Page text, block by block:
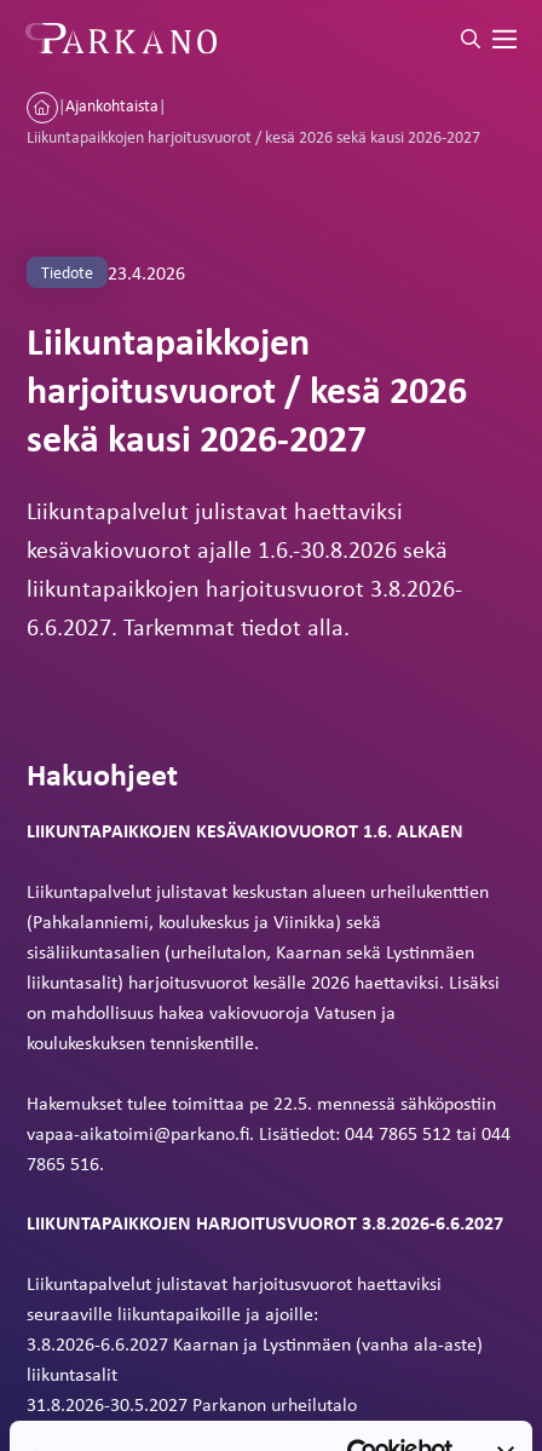
|Ajankohtaista|
Liikuntapaikkojen harjoitusvuorot / kesä 2026 sekä kausi 2026-2027
Tiedote 23.4.2026
Liikuntapaikkojen
harjoitusvuorot / kesä 2026
sekä kausi 2026-2027
Liikuntapalvelut julistavat haettaviksi
kesävakiovuorot ajalle 1.6.-30.8.2026 sekä
liikuntapaikkojen harjoitusvuorot 3.8.2026-
6.6.2027. Tarkemmat tiedot alla.
Hakuohjeet
LIIKUNTAPAIKKOJEN KESÄVAKIOVUOROT 1.6. ALKAEN
Liikuntapalvelut julistavat keskustan alueen urheilukenttien
(Pahkalanniemi, koulukeskus ja Viinikka) sekä
sisäliikuntasalien (urheilutalon, Kaarnan sekä Lystinmäen
liikuntasalit) harjoitusvuorot kesälle 2026 haettaviksi. Lisäksi
on mahdollisuus hakea vakiovuoroja Vatusen ja
koulukeskuksen tenniskentille.
Hakemukset tulee toimittaa pe 22.5. mennessä sähköpostiin
vapaa-aikatoimi@parkano.fi. Lisätiedot: 044 7865 512 tai 044
7865 516.
LIIKUNTAPAIKKOJEN HARJOITUSVUOROT 3.8.2026-6.6.2027
Liikuntapalvelut julistavat harjoitusvuorot haettaviksi
seuraaville liikuntapaikoille ja ajoille:
3.8.2026-6.6.2027 Kaarnan ja Lystinmäen (vanha ala-aste)
liikuntasalit
31.8.2026-30.5.2027 Parkanon urheilutalo